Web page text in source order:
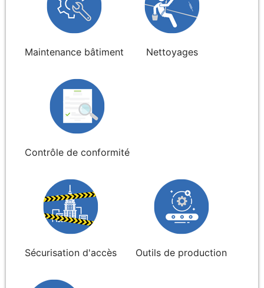
Maintenance bâtiment Nettoyages
Contrôle de conformité
Sécurisation d'accès Outils de production